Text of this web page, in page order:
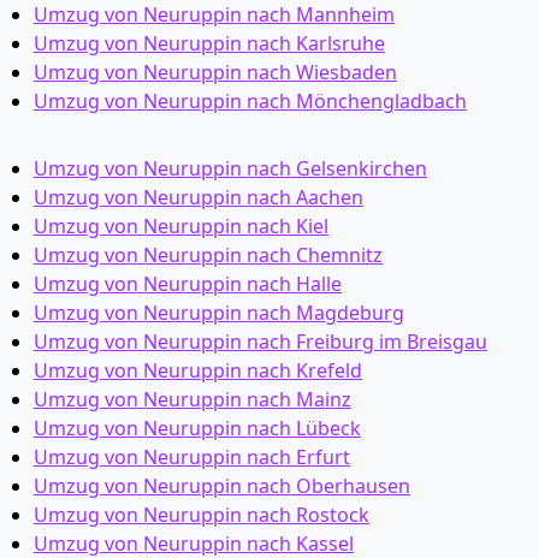
Umzug von Neuruppin nach Mannheim
Umzug von Neuruppin nach Karlsruhe
Umzug von Neuruppin nach Wiesbaden
Umzug von Neuruppin nach Mönchen­gladbach
Umzug von Neuruppin nach Gelsenkirchen
Umzug von Neuruppin nach Aachen
Umzug von Neuruppin nach Kiel
Umzug von Neuruppin nach Chemnitz
Umzug von Neuruppin nach Halle
Umzug von Neuruppin nach Magdeburg
Umzug von Neuruppin nach Freiburg im Breisgau
Umzug von Neuruppin nach Krefeld
Umzug von Neuruppin nach Mainz
Umzug von Neuruppin nach Lübeck
Umzug von Neuruppin nach Erfurt
Umzug von Neuruppin nach Oberhausen
Umzug von Neuruppin nach Rostock
Umzug von Neuruppin nach Kassel